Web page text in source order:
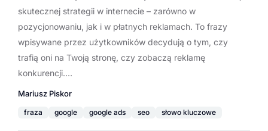
skutecznej strategii w internecie – zarówno w
pozycjonowaniu, jak i w płatnych reklamach. To frazy
wpisywane przez użytkowników decydują o tym, czy
trafią oni na Twoją stronę, czy zobaczą reklamę
konkurencji.…
Mariusz Piskor
fraza google google ads seo słowo kluczowe